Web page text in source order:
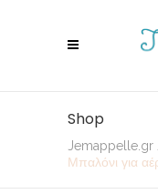
Shop
Jemappelle.gr
Μπαλόνι για